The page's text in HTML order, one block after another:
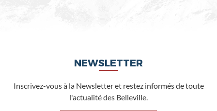
NEWSLETTER
Inscrivez-vous à la Newsletter et restez informés de toute
l'actualité des Belleville.